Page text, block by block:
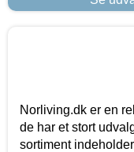
Norliving.dk er en
de har et stort
sortiment